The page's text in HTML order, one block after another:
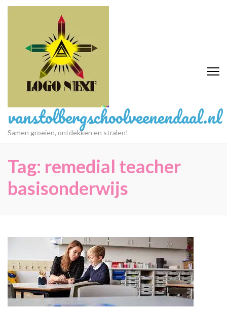
Ga
vanstolbergschoolveenendaal.nl
Samen groeien, ontdekken en stralen!
Tag: remedial teacher
basisonderwijs